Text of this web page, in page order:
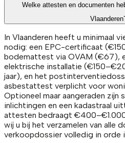
Welke attesten en documenten
In Vlaanderen heeft u minimaal
nodig: een EPC-certificaat
bodemattest via OVAM (€67),
elektrische installatie
jaar), en het
asbestattest verplicht voor
Optioneel maar aangeraden zijn
inlichtingen en een kadastraal
attesten bedraagt
wij u bij het verzamelen van alle
verkoopdossier volledig in orde